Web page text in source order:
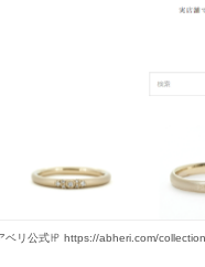
ベリ公式㏋ https://abheri.com/